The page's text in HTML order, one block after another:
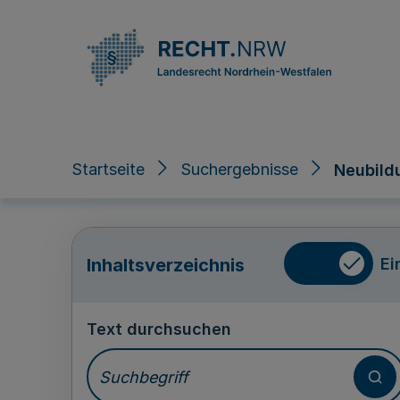
Startseite Suchergebnisse
Inhaltsverzeichnis
Text durchsuchen